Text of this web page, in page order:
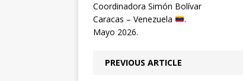
Coordinadora Simón Bolívar
Caracas – Venezuela
.
Mayo 2026.
PREVIOUS ARTICLE